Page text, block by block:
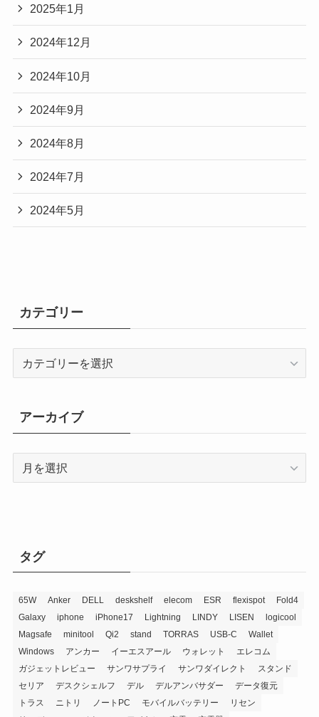
2025年1月
2024年12月
2024年10月
2024年9月
2024年8月
2024年7月
2024年5月
カテゴリー
リ
ー
アーカイブ
タグ
65W Anker DELL deskshelf elecom ESR flexispot
Fold4
Galaxy
iphone iPhone17 Lightning LINDY LISEN
logicool
Magsafe
minitool Qi2 stand TORRAS USB-C
Wallet
Windows
アンカー イーエスアール ウォレット
エレコム
ガジェットレビュー
サンワサプライ サンワダイレクト
スタンド
セリア
デスクシェルフ デル デルアンバサダー
データ復元
トラス
ニトリ ノートPC モバイルバッテリー
リセン